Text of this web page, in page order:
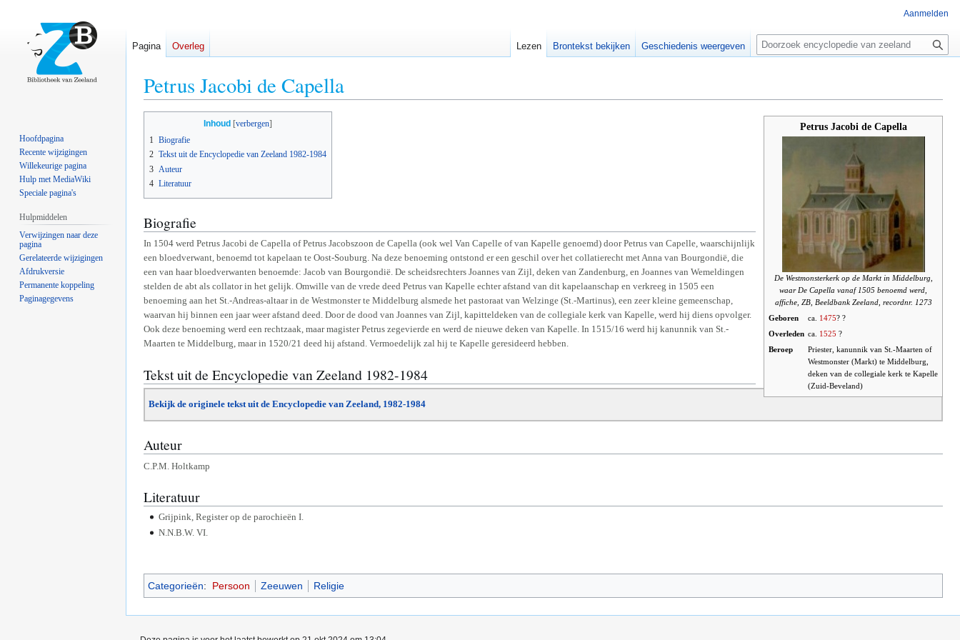
Petrus Jacobi de Capella
navigatie
springen
zoeken
springen
Petrus Jacobi de Capella
De Westmonsterkerk op de Markt in Middelburg,
waar De Capella vanaf 1505 benoemd werd,
affiche, ZB, Beeldbank Zeeland, recordnr. 1273
Geboren
ca. 1475? ?
Overleden ca. 1525 ?
Beroep
Priester, kanunnik van St.-Maarten of
Westmonster (Markt) te Middelburg,
deken van de collegiale kerk te Kapelle
(Zuid-Beveland)
Inhoud
1 Biografie
2 Tekst uit de Encyclopedie van Zeeland 1982-1984
3 Auteur
4 Literatuur
Biografie
In 1504 werd Petrus Jacobi de Capella of Petrus Jacobszoon de Capella (ook wel Van Capelle of van Kapelle genoemd) door Petrus van Capelle, waarschijnlijk
een bloedverwant, benoemd tot kapelaan te Oost-Souburg. Na deze benoeming ontstond er een geschil over het collatierecht met Anna van Bourgondië, die
een van haar bloedverwanten benoemde: Jacob van Bourgondië. De scheidsrechters Joannes van Zijl, deken van Zandenburg, en Joannes van Wemeldingen
stelden de abt als collator in het gelijk. Omwille van de vrede deed Petrus van Kapelle echter afstand van dit kapelaanschap en verkreeg in 1505 een
benoeming aan het St.-Andreas-altaar in de Westmonster te Middelburg alsmede het pastoraat van Welzinge (St.-Martinus), een zeer kleine gemeenschap,
waarvan hij binnen een jaar weer afstand deed. Door de dood van Joannes van Zijl, kapitteldeken van de collegiale kerk van Kapelle, werd hij diens opvolger.
Ook deze benoeming werd een rechtzaak, maar magister Petrus zegevierde en werd de nieuwe deken van Kapelle. In 1515/16 werd hij kanunnik van St.-
Maarten te Middelburg, maar in 1520/21 deed hij afstand. Vermoedelijk zal hij te Kapelle geresideerd hebben.
Tekst uit de Encyclopedie van Zeeland 1982-1984
Bekijk de originele tekst uit de Encyclopedie van Zeeland, 1982-1984
Auteur
C.P.M. Holtkamp
Literatuur
Grijpink, Register op de parochieën I.
N.N.B.W. VI.
Categorieën: Persoon Zeeuwen Religie
Aanmelden
Pagina Overleg Lezen Brontekst bekijken Geschiedenis weergeven
Z
e
Hoofdpagina
Recente wijzigingen
Willekeurige pagina
Hulp met MediaWiki
Speciale pagina's
Hulpmiddelen
Verwijzingen naar deze
pagina
Gerelateerde wijzigingen
Afdrukversie
Permanente koppeling
Paginagegevens